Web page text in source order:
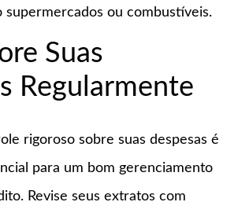
supermercados ou combustíveis.
Suas
Regularmente
rigoroso sobre suas despesas é
para um bom gerenciamento
Revise seus extratos com